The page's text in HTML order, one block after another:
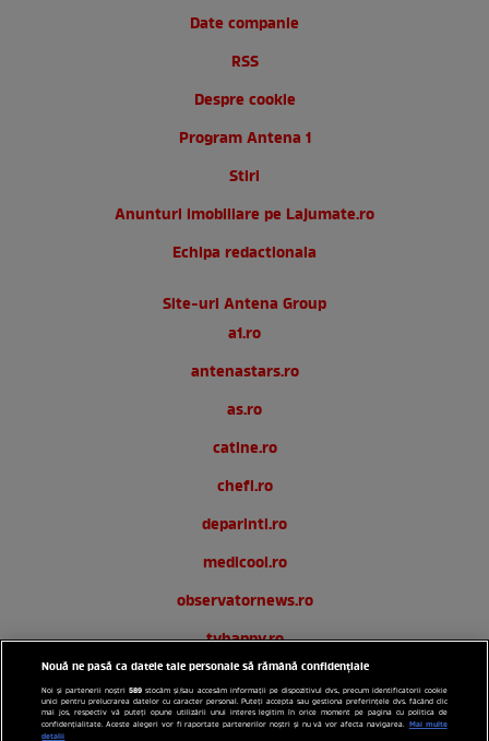
Date companie
RSS
Despre cookie
Program Antena 1
Stiri
Anunturi imobiliare pe Lajumate.ro
Echipa redactionala
Site-uri Antena Group
a1.ro
antenastars.ro
as.ro
catine.ro
chefi.ro
deparinti.ro
medicool.ro
observatornews.ro
tvhappy.ro
useit.ro
zutv.ro
Nouă ne pasă ca datele tale personale să rămână confidențiale
Noi și partenerii noștri589 stocăm și/sau accesăm informații pe dispozitivul dvs., precum identificatorii cookie
unici pentru prelucrarea datelor cu caracter personal. Puteți accepta sau gestiona preferințele dvs. făcând clic
mai jos, respectiv vă puteți opune utilizării unui interes legitim în orice moment pe pagina cu politica de
confidențialitate. Aceste alegeri vor fi raportate partenerilor noștri și nu vă vor afecta navigarea. Mai multe
detalii